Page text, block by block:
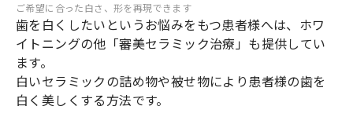
ご希望に合った白さ、形を再現できます
歯を白くしたいというお悩みをもつ患者様へは、ホワ
イトニングの他「審美セラミック治療」も提供してい
ます。
白いセラミックの詰め物や被せ物により患者様の歯を
白く美しくする方法です。